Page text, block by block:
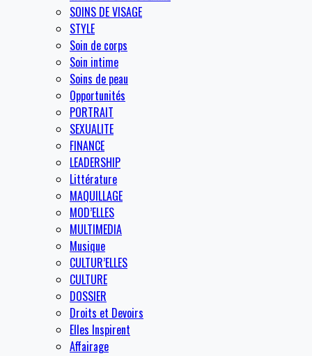
SOINS DE VISAGE
STYLE
Soin de corps
Soin intime
Soins de peau
Opportunités
PORTRAIT
SEXUALITE
FINANCE
LEADERSHIP
Littérature
MAQUILLAGE
MOD’ELLES
MULTIMEDIA
Musique
CULTUR’ELLES
CULTURE
DOSSIER
Droits et Devoirs
Elles Inspirent
Affairage